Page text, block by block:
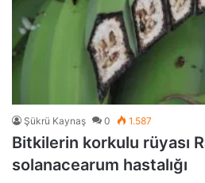
Şükrü Kaynaş 0 1.587
Bitkilerin korkulu rüyası
solanacearum hastalığı